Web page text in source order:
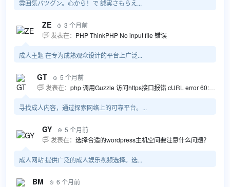
雰囲気バツグン。心から！で 誠実さもらえ...
ZE  3 个月前
 发表在： PHP ThinkPHP No input file 错误
成人主题 在专为成熟观众设计的平台上广泛...
GT  5 个月前
 发表在： php 调用Guzzle 访问https接口报错 cURL error 60: SSL certificate problem...
寻找成人内容，通过探索网络上的可靠平台。...
GY  5 个月前
 发表在： 选择合适的wordpress主机空间要注意什么问题？
成人网站 提供广泛的成人娱乐视频选择。选...
BM  6 个月前